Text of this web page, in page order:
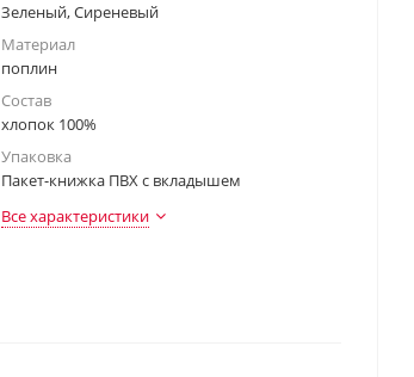
Зеленый, Сиреневый
Материал
поплин
Состав
хлопок 100%
Упаковка
Пакет-книжка ПВХ с вкладышем
Все характеристики